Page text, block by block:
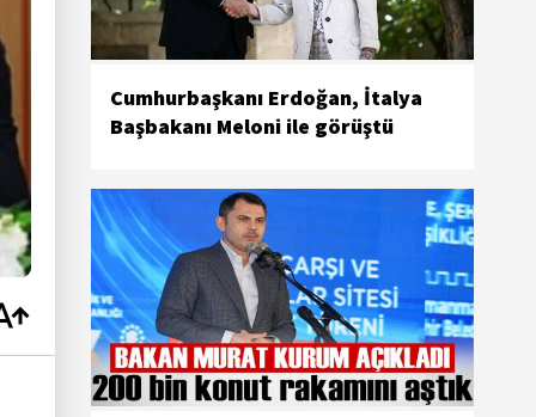
Cumhurbaşkanı Erdoğan, İtalya
Başbakanı Meloni ile görüştü